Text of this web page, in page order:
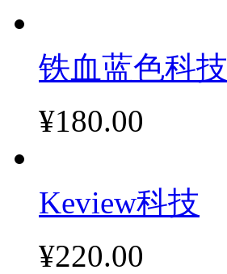
铁血蓝色科技
¥180.00
Keview科技
¥220.00